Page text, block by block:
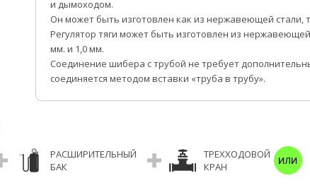
и дымоходом.
Он может быть изготовлен как из нержавеющей стали,
Регулятор тяги может быть изготовлен из
мм. и 1,0 мм.
Соединение шибера с трубой не требует
соединяется методом вставки «труба в трубу».
РАСШИРИТЕЛЬНЫЙ
БАК
ТРЕХХОДОВОЙ
КРАН